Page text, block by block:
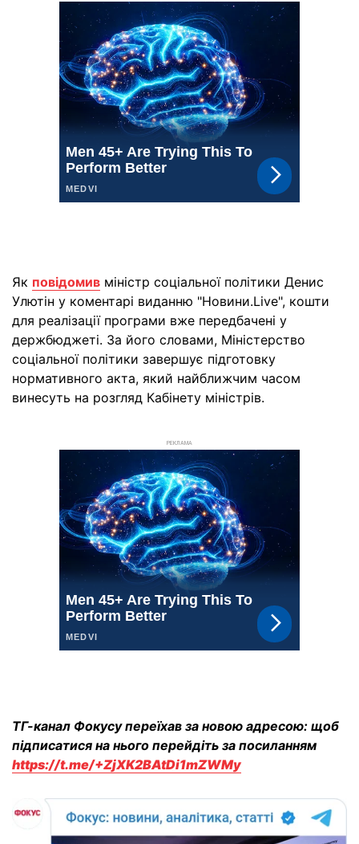
Як повідомив міністр соціальної політики Денис
Улютін у коментарі виданню "Новини.Live", кошти
для реалізації програми вже передбачені у
держбюджеті. За його словами, Міністерство
соціальної політики завершує підготовку
нормативного акта, який найближчим часом
винесуть на розгляд Кабінету міністрів.
РЕКЛАМА
ТГ-канал Фокусу переїхав за новою адресою: щоб
підписатися на нього перейдіть за посиланням
https://t.me/+ZjXK2BAtDi1mZWMy